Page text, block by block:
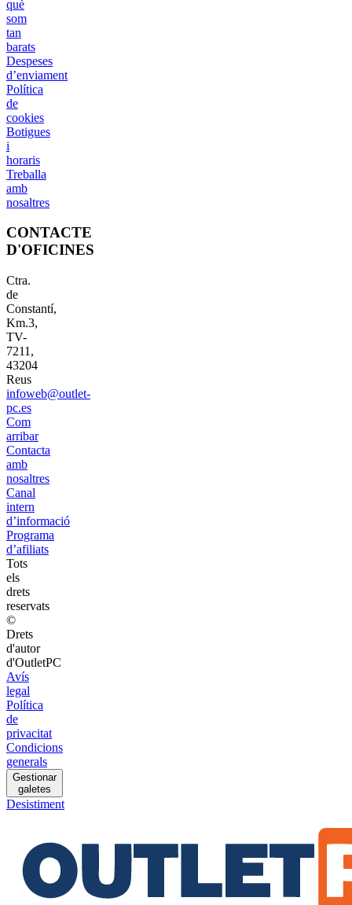
què
som
tan
barats
Despeses
d’enviament
Política
de
cookies
Botigues
i
horaris
Treballa
amb
nosaltres
CONTACTE
D'OFICINES
Ctra.
de
Constantí,
Km.3,
TV-
7211,
43204
Reus
infoweb@outlet-
pc.es
Com
arribar
Contacta
amb
nosaltres
Canal
intern
d’informació
Programa
d’afiliats
Tots
els
drets
reservats
©
Drets
d'autor
d'OutletPC
Avís
legal
Política
de
privacitat
Condicions
generals
Gestionar
galetes
Desistiment